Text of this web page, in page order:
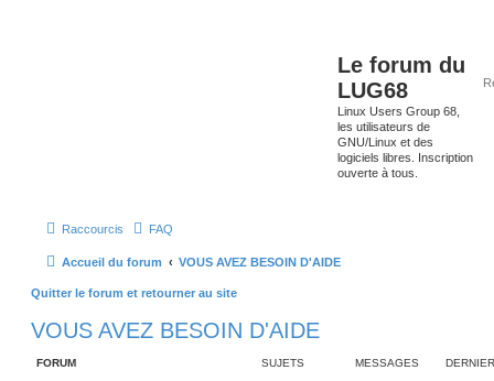
Le forum du
LUG68
Linux Users Group 68,
les utilisateurs de
GNU/Linux et des
logiciels libres. Inscription
ouverte à tous.
Raccourcis FAQ
Accueil du forum VOUS AVEZ BESOIN D'AIDE
Quitter le forum et retourner au site
VOUS AVEZ BESOIN D'AIDE
FORUM SUJETS MESSAGES